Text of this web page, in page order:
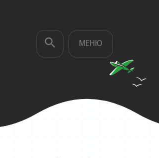
МЕНЮ